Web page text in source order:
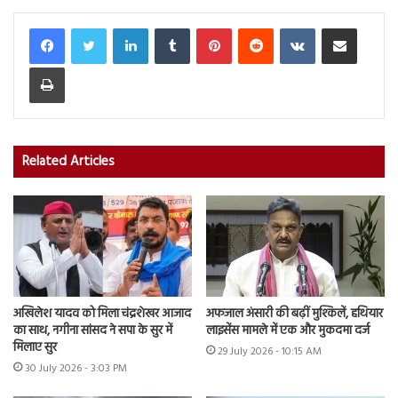
LinkedInTumblr PinterestReddit VKontakteShare via Email
Print
Related Articles
अखिलेश यादव को मिला चंद्रशेखर आजाद
का साथ, नगीना सांसद ने सपा के सुर में
मिलाए सुर
30 July 2026 - 3:03 PM
अफजाल अंसारी की बढ़ीं मुश्किलें, हथियार
लाइसेंस मामले में एक और मुकदमा दर्ज
29 July 2026 - 10:15 AM